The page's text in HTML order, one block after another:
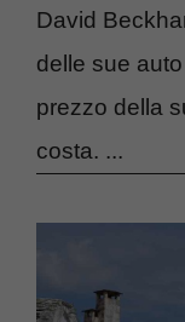
David
delle sue
prezzo della
costa. ...